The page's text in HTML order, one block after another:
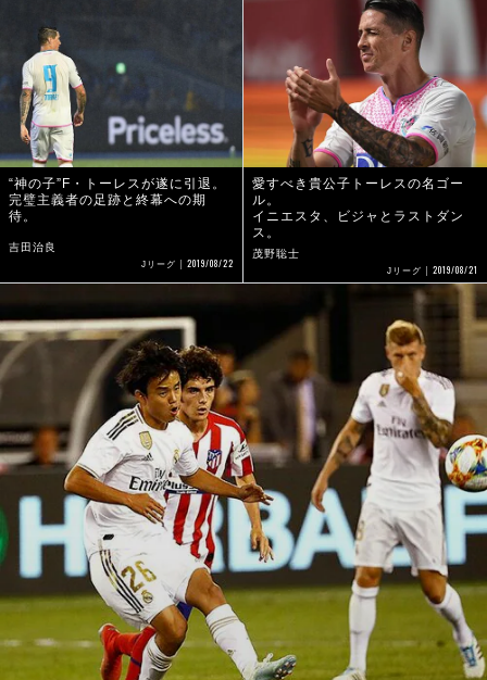
“神の子”F・トーレスが遂に引退。
完璧主義者の足跡と終幕への期
待。
吉田治良
Jリーグ 2019/08/22
愛すべき貴公子トーレスの名ゴー
ル。
イニエスタ、ビジャとラストダン
ス。
茂野聡士
Jリーグ 2019/08/21